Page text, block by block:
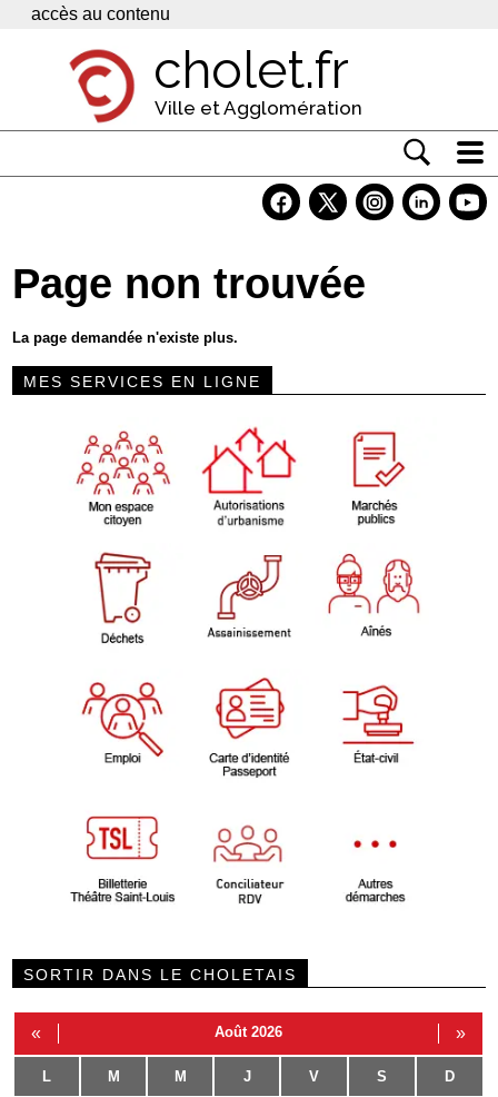
Panneau de gestion des cookies
accès au contenu
cholet.fr
Ville et Agglomération
Economie
Services
Contacts
Page non trouvée
La page demandée n'existe plus.
MES SERVICES EN LIGNE
SORTIR DANS LE CHOLETAIS
« Août 2026 »
L M M J V S D